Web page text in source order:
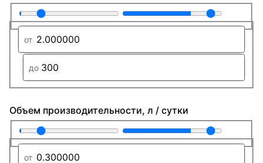
Объем производительности, л / сутки